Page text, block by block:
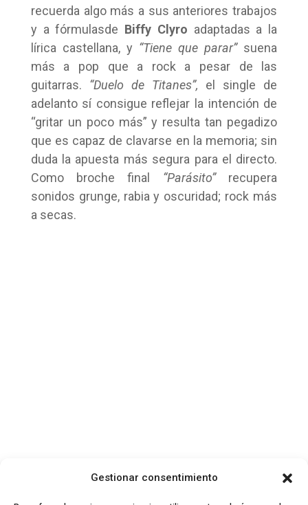
Gestionar consentimiento
recuerda algo más a sus anteriores trabajos
y a fórmulasde Biffy Clyro adaptadas a la
lírica castellana, y “Tiene que parar”suena
más a pop que a rock a pesar de las
guitarras. “Duelo de Titanes”, el single de
adelanto sí consigue reflejar la intención de
“gritar un poco más” y resulta tan pegadizo
que es capaz de clavarse en la memoria; sin
duda la apuesta más segura para el directo.
Como broche final “Parásito”recupera
sonidos grunge, rabia y oscuridad; rock más
a secas.